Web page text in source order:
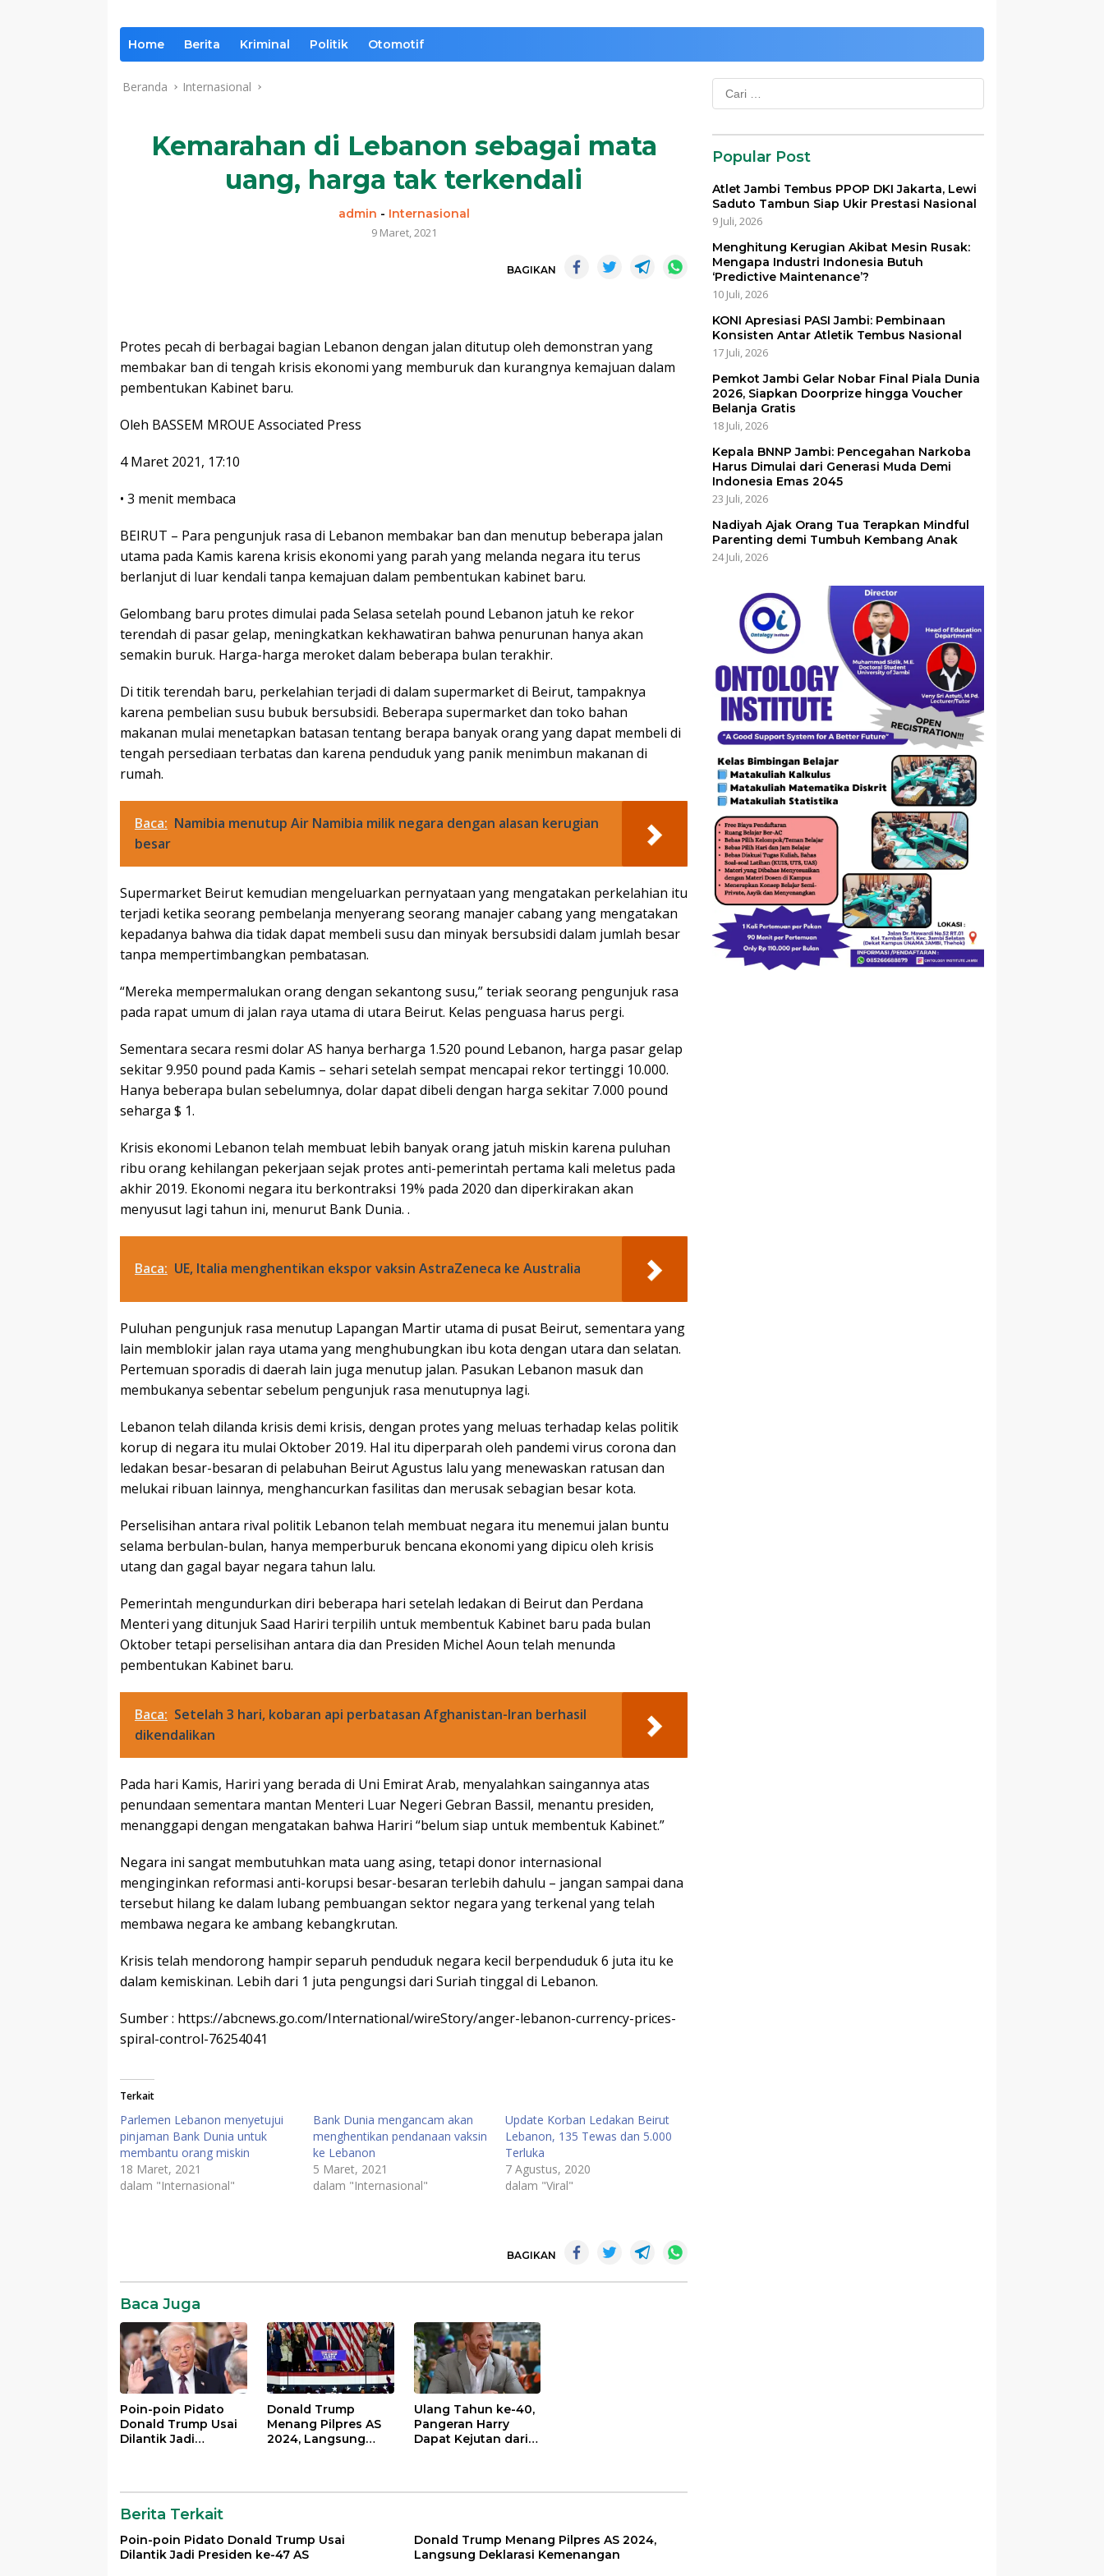
Home Berita Kriminal Politik Otomotif
Beranda Internasional
Kemarahan di Lebanon sebagai mata
uang, harga tak terkendali
admin - Internasional
9 Maret, 2021
BAGIKAN
Protes pecah di berbagai bagian Lebanon dengan jalan ditutup oleh demonstran yang
membakar ban di tengah krisis ekonomi yang memburuk dan kurangnya kemajuan dalam
pembentukan Kabinet baru.
Oleh BASSEM MROUE Associated Press
4 Maret 2021, 17:10
• 3 menit membaca
BEIRUT – Para pengunjuk rasa di Lebanon membakar ban dan menutup beberapa jalan
utama pada Kamis karena krisis ekonomi yang parah yang melanda negara itu terus
berlanjut di luar kendali tanpa kemajuan dalam pembentukan kabinet baru.
Gelombang baru protes dimulai pada Selasa setelah pound Lebanon jatuh ke rekor
terendah di pasar gelap, meningkatkan kekhawatiran bahwa penurunan hanya akan
semakin buruk. Harga-harga meroket dalam beberapa bulan terakhir.
Di titik terendah baru, perkelahian terjadi di dalam supermarket di Beirut, tampaknya
karena pembelian susu bubuk bersubsidi. Beberapa supermarket dan toko bahan
makanan mulai menetapkan batasan tentang berapa banyak orang yang dapat membeli di
tengah persediaan terbatas dan karena penduduk yang panik menimbun makanan di
rumah.
Baca: Namibia menutup Air Namibia milik negara dengan alasan kerugian
besar
Supermarket Beirut kemudian mengeluarkan pernyataan yang mengatakan perkelahian itu
terjadi ketika seorang pembelanja menyerang seorang manajer cabang yang mengatakan
kepadanya bahwa dia tidak dapat membeli susu dan minyak bersubsidi dalam jumlah besar
tanpa mempertimbangkan pembatasan.
“Mereka mempermalukan orang dengan sekantong susu,” teriak seorang pengunjuk rasa
pada rapat umum di jalan raya utama di utara Beirut. Kelas penguasa harus pergi.
Sementara secara resmi dolar AS hanya berharga 1.520 pound Lebanon, harga pasar gelap
sekitar 9.950 pound pada Kamis – sehari setelah sempat mencapai rekor tertinggi 10.000.
Hanya beberapa bulan sebelumnya, dolar dapat dibeli dengan harga sekitar 7.000 pound
seharga $ 1.
Krisis ekonomi Lebanon telah membuat lebih banyak orang jatuh miskin karena puluhan
ribu orang kehilangan pekerjaan sejak protes anti-pemerintah pertama kali meletus pada
akhir 2019. Ekonomi negara itu berkontraksi 19% pada 2020 dan diperkirakan akan
menyusut lagi tahun ini, menurut Bank Dunia. .
Baca: UE, Italia menghentikan ekspor vaksin AstraZeneca ke Australia
Puluhan pengunjuk rasa menutup Lapangan Martir utama di pusat Beirut, sementara yang
lain memblokir jalan raya utama yang menghubungkan ibu kota dengan utara dan selatan.
Pertemuan sporadis di daerah lain juga menutup jalan. Pasukan Lebanon masuk dan
membukanya sebentar sebelum pengunjuk rasa menutupnya lagi.
Lebanon telah dilanda krisis demi krisis, dengan protes yang meluas terhadap kelas politik
korup di negara itu mulai Oktober 2019. Hal itu diperparah oleh pandemi virus corona dan
ledakan besar-besaran di pelabuhan Beirut Agustus lalu yang menewaskan ratusan dan
melukai ribuan lainnya, menghancurkan fasilitas dan merusak sebagian besar kota.
Perselisihan antara rival politik Lebanon telah membuat negara itu menemui jalan buntu
selama berbulan-bulan, hanya memperburuk bencana ekonomi yang dipicu oleh krisis
utang dan gagal bayar negara tahun lalu.
Pemerintah mengundurkan diri beberapa hari setelah ledakan di Beirut dan Perdana
Menteri yang ditunjuk Saad Hariri terpilih untuk membentuk Kabinet baru pada bulan
Oktober tetapi perselisihan antara dia dan Presiden Michel Aoun telah menunda
pembentukan Kabinet baru.
Baca: Setelah 3 hari, kobaran api perbatasan Afghanistan-Iran berhasil
dikendalikan
Pada hari Kamis, Hariri yang berada di Uni Emirat Arab, menyalahkan saingannya atas
penundaan sementara mantan Menteri Luar Negeri Gebran Bassil, menantu presiden,
menanggapi dengan mengatakan bahwa Hariri “belum siap untuk membentuk Kabinet.”
Negara ini sangat membutuhkan mata uang asing, tetapi donor internasional
menginginkan reformasi anti-korupsi besar-besaran terlebih dahulu – jangan sampai dana
tersebut hilang ke dalam lubang pembuangan sektor negara yang terkenal yang telah
membawa negara ke ambang kebangkrutan.
Krisis telah mendorong hampir separuh penduduk negara kecil berpenduduk 6 juta itu ke
dalam kemiskinan. Lebih dari 1 juta pengungsi dari Suriah tinggal di Lebanon.
Sumber : https://abcnews.go.com/International/wireStory/anger-lebanon-currency-prices-
spiral-control-76254041
Terkait
Parlemen Lebanon menyetujui
pinjaman Bank Dunia untuk
membantu orang miskin
18 Maret, 2021
dalam "Internasional"
Bank Dunia mengancam akan
menghentikan pendanaan vaksin
ke Lebanon
5 Maret, 2021
dalam "Internasional"
Update Korban Ledakan Beirut
Lebanon, 135 Tewas dan 5.000
Terluka
7 Agustus, 2020
dalam "Viral"
BAGIKAN
Baca Juga
Poin-poin Pidato
Donald Trump Usai
Dilantik Jadi
Donald Trump
Menang Pilpres AS
2024, Langsung
Ulang Tahun ke-40,
Pangeran Harry
Dapat Kejutan dari
Berita Terkait
Poin-poin Pidato Donald Trump Usai
Dilantik Jadi Presiden ke-47 AS
Donald Trump Menang Pilpres AS 2024,
Langsung Deklarasi Kemenangan
Cari
untuk:
Popular Post
Atlet Jambi Tembus PPOP DKI Jakarta, Lewi
Saduto Tambun Siap Ukir Prestasi Nasional
9 Juli, 2026
Menghitung Kerugian Akibat Mesin Rusak:
Mengapa Industri Indonesia Butuh
‘Predictive Maintenance’?
10 Juli, 2026
KONI Apresiasi PASI Jambi: Pembinaan
Konsisten Antar Atletik Tembus Nasional
17 Juli, 2026
Pemkot Jambi Gelar Nobar Final Piala Dunia
2026, Siapkan Doorprize hingga Voucher
Belanja Gratis
18 Juli, 2026
Kepala BNNP Jambi: Pencegahan Narkoba
Harus Dimulai dari Generasi Muda Demi
Indonesia Emas 2045
23 Juli, 2026
Nadiyah Ajak Orang Tua Terapkan Mindful
Parenting demi Tumbuh Kembang Anak
24 Juli, 2026